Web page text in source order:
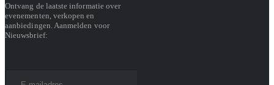
Ontvang de laatste informatie over
evenementen, verkopen en
aanbiedingen. Aanmelden voor
Nieuwsbrief: